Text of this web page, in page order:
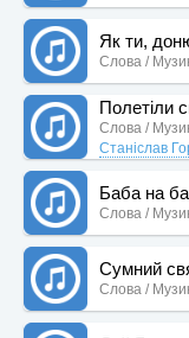
Як ти,
Слова /
Полетіли
Слова /
Станіслав
Баба на
Слова /
Сумний
Слова /